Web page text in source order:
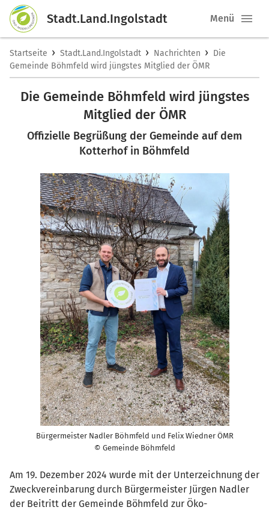
Stadt.Land.Ingolstadt Menü
Startseite › Stadt.Land.Ingolstadt › Nachrichten › Die
Gemeinde Böhmfeld wird jüngstes Mitglied der ÖMR
Die Gemeinde Böhmfeld wird jüngstes
Mitglied der ÖMR
Offizielle Begrüßung der Gemeinde auf dem
Kotterhof in Böhmfeld
Bürgermeister Nadler Böhmfeld und Felix Wiedner ÖMR
© Gemeinde Böhmfeld
Am 19. Dezember 2024 wurde mit der Unterzeichnung der
Zweckvereinbarung durch Bürgermeister Jürgen Nadler
der Beitritt der Gemeinde Böhmfeld zur Öko-